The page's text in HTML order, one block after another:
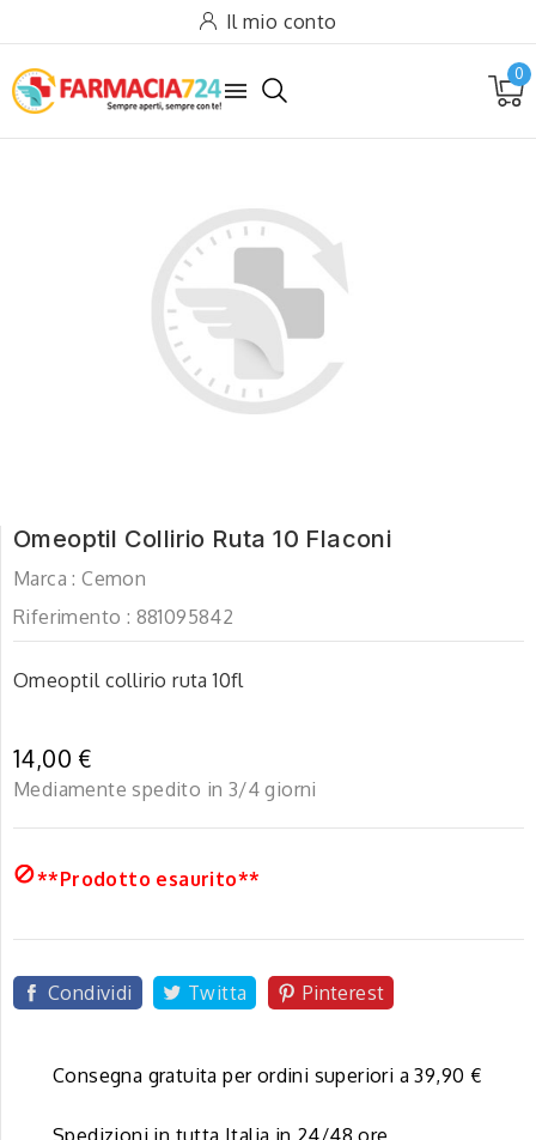
Il mio conto

0
Omeoptil Collirio Ruta 10 Flaconi
Marca : Cemon
Riferimento : 881095842
Omeoptil collirio ruta 10fl
14,00 €
Mediamente spedito in 3/4 giorni
**Prodotto esaurito**
Condividi Twitta Pinterest
Consegna gratuita per ordini superiori a 39,90 €
Spedizioni in tutta Italia in 24/48 ore